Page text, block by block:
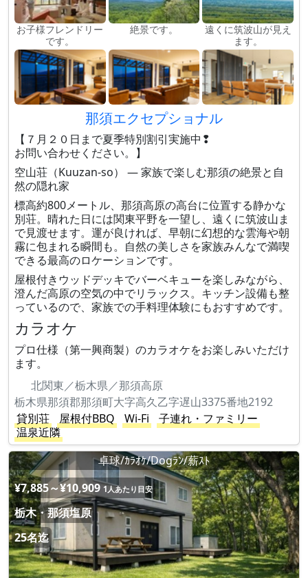
お子様フレンドリー
です。
絶景です。
遠くに筑波山が見え
ます。
那須エクセプショナル
【７月２０日まで夏季特別割引実施中❢
お問い合わせください。】
空山荘（Kuuzan-so） — 家族で楽しむ那須の絶景と自
然の隠れ家
標高約800メートル、那須高原の高台に位置する静かな
別荘。晴れた日には関東平野を一望し、遠くに筑波山ま
で見渡せます。運が良ければ、早朝に幻想的な雲海や朝
霧に包まれる瞬間も。自然の美しさを家族みんなで満喫
できる最高のロケーションです。
屋根付きウッドデッキでバーベキューを楽しみながら、
澄んだ高原の空気の中でリラックス。キッチン設備も整
っているので、家族での手料理体験にもおすすめです。
カラオケ
プロ仕様（第一興商製）のカラオケをお楽しみいただけ
ます。
北関東／栃木県／那須高原
栃木県那須郡那須町大字高久乙字遅山3375番地2192
貸別荘
屋根付BBQ Wi-Fi
子連れ・ファミリー
温泉近隣
卓球/ｶﾗｵｹ/Dogﾗﾝ/薪ｽﾄ
¥7,885～¥10,909 1人あたり目安
栃木・那須塩原
25名迄